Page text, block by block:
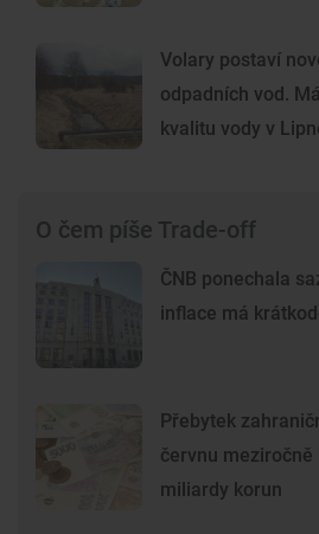
Volary postaví
odpadních vod.
kvalitu vody v
O čem píše Trade-off
ČNB ponechala
inflace má
Přebytek
červnu meziročně
miliardy korun